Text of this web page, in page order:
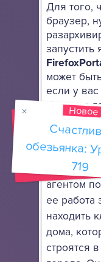
Для того,
браузер,
может
если у
Недавно
получила
заведения
ей право
агентом
ее работа
находить
дома,
строятся
Новое
обезьянка:
719